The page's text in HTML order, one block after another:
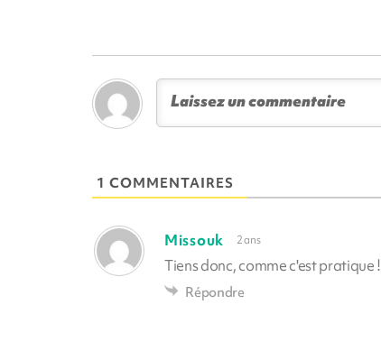
1 COMMENTAIRES
Missouk 2 ans
Tiens donc, comme c'est pratique !
Répondre